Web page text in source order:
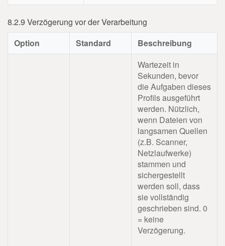
8.2.9 Verzögerung vor der Verarbeitung
Option
Standard Beschreibung
Wartezeit in
Sekunden, bevor
die Aufgaben dieses
Profils ausgeführt
werden. Nützlich,
wenn Dateien von
langsamen Quellen
(z.B. Scanner,
Netzlaufwerke)
stammen und
sichergestellt
werden soll, dass
sie vollständig
geschrieben sind. 0
= keine
Verzögerung.